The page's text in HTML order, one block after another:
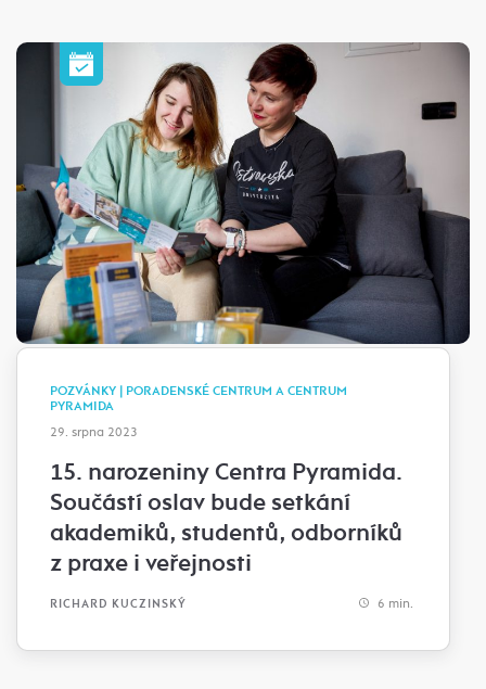
POZVÁNKY | PORADENSKÉ CENTRUM A CENTRUM
PYRAMIDA
29. srpna 2023
15. narozeniny Centra Pyramida.
Součástí oslav bude setkání
akademiků, studentů, odborníků
z praxe i veřejnosti
RICHARD KUCZINSKÝ 6 min.